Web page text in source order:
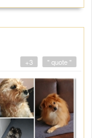
" quote "
+3